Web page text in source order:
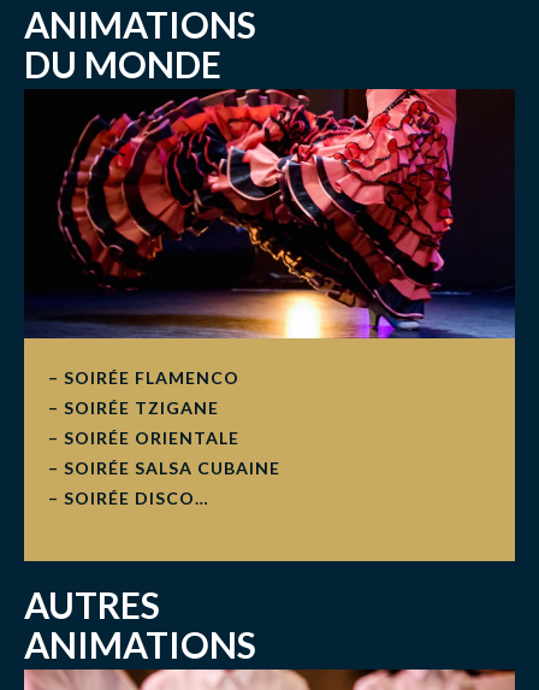
ANIMATIONS
DU MONDE
– SOIRÉE FLAMENCO
– SOIRÉE TZIGANE
– SOIRÉE ORIENTALE
– SOIRÉE SALSA CUBAINE
– SOIRÉE DISCO…
AUTRES
ANIMATIONS